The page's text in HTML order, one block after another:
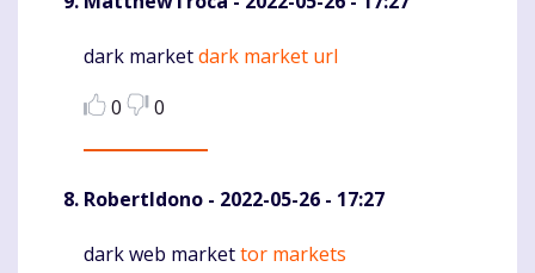
Komentaras
dark marketdark market url
0
0
RobertIdono - 2022-05-26 - 17:27
Komentaras
dark web markettor markets